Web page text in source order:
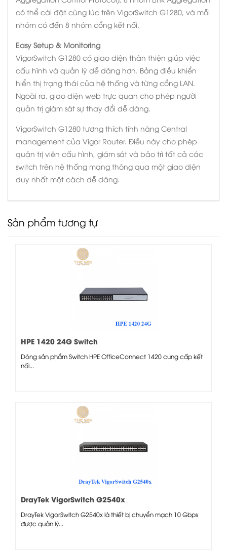
có thể cài đặt cùng lúc trên VigorSwitch G1280, và mỗi
nhóm có đến 8 nhóm cổng kết nối.
Easy Setup & Monitoring
VigorSwitch G1280 có giao diện thân thiện giúp việc
cấu hình và quản lý dễ dàng hơn. Bảng điều khiển
hiển thị trạng thái của hệ thống và từng cổng LAN.
Ngoài ra, giao diện web trực quan cho phép người
quản trị giám sát sự thay đổi dễ dàng.
VigorSwitch G1280 tương thích tính năng Central
management của Vigor Router. Điều này cho phép
quản trị viên cấu hình, giám sát và bảo trì tất cả các
switch trên hệ thống mạng thông qua một giao diện
duy nhất một cách dễ dàng.
Sản phẩm tương tự
HPE 1420 24G Switch
Dòng sản phẩm Switch HPE OfficeConnect 1420 cung cấp kết
nối...
DrayTek VigorSwitch G2540x
DrayTek VigorSwitch G2540x là thiết bị chuyển mạch 10 Gbps
được quản lý...